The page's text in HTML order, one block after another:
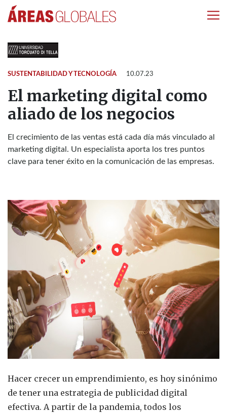
SUSTENTABILIDAD Y TECNOLOGÍA 10.07.23
El marketing digital como
aliado de los negocios
El crecimiento de las ventas está cada día más vinculado al
marketing digital. Un especialista aporta los tres puntos
clave para tener éxito en la comunicación de las empresas.
Hacer crecer un emprendimiento, es hoy sinónimo
de tener una estrategia de publicidad digital
efectiva. A partir de la pandemia, todos los